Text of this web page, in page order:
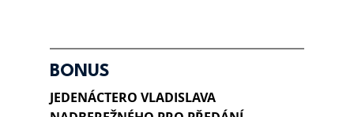
BONUS
JEDENÁCTERO VLADISLAVA